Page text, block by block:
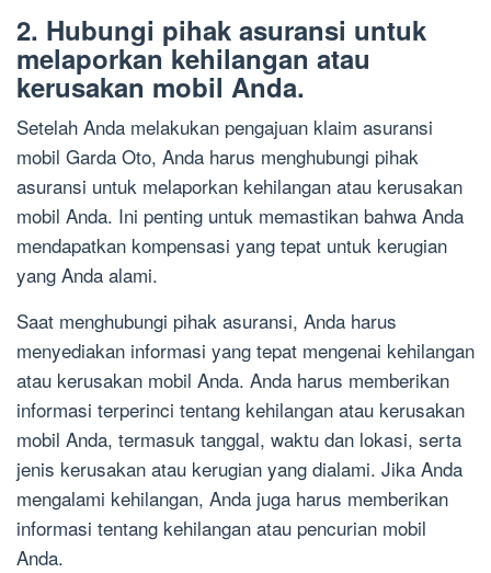
2. Hubungi pihak asuransi untuk
melaporkan kehilangan atau
kerusakan mobil Anda.
Setelah Anda melakukan pengajuan klaim asuransi
mobil Garda Oto, Anda harus menghubungi pihak
asuransi untuk melaporkan kehilangan atau kerusakan
mobil Anda. Ini penting untuk memastikan bahwa Anda
mendapatkan kompensasi yang tepat untuk kerugian
yang Anda alami.
Saat menghubungi pihak asuransi, Anda harus
menyediakan informasi yang tepat mengenai kehilangan
atau kerusakan mobil Anda. Anda harus memberikan
informasi terperinci tentang kehilangan atau kerusakan
mobil Anda, termasuk tanggal, waktu dan lokasi, serta
jenis kerusakan atau kerugian yang dialami. Jika Anda
mengalami kehilangan, Anda juga harus memberikan
informasi tentang kehilangan atau pencurian mobil
Anda.